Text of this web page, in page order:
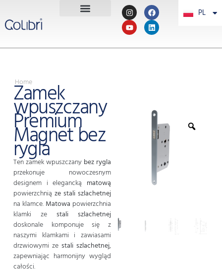
PL
PT
Home
Zamek
wpuszczany
Premium
Magnet bez
rygla
Ten zamek wpuszczany bez rygla
przekonuje nowoczesnym
designem i elegancką matową
powierzchnią ze stali szlachetnej
na klamce. Matowa powierzchnia
klamki zestali szlachetnej
doskonale komponuje się z
naszymi klamkami i zawiasami
drzwiowymi ze stali szlachetnej,
zapewniając harmonijny wygląd
całości.